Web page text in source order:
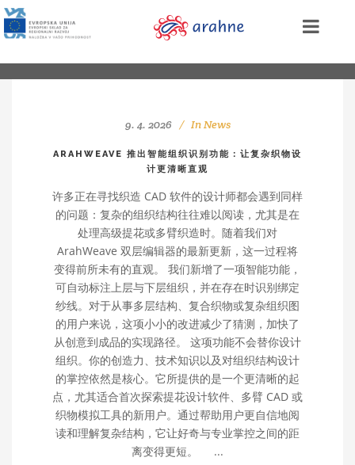
9. 4. 2026 InNews
ARAHWEAVE 推出智能组织识别功能：让复杂织物设
计更清晰直观
许多正在寻找织造 CAD 软件的设计师都会遇到同样
的问题：复杂的组织结构往往难以阅读，尤其是在
处理高级提花或多臂织造时。随着我们对
ArahWeave 双层编辑器的最新更新，这一过程将
变得前所未有的直观。 我们新增了一项智能功能，
可自动标注上层与下层组织，并在存在时识别绑定
纱线。对于从事多层结构、复合织物或复杂组织图
的用户来说，这项小小的改进减少了猜测，加快了
从创意到成品的实现路径。 这项功能不会替你设计
组织。你的创造力、技术知识以及对组织结构设计
的掌控依然是核心。它所提供的是一个更清晰的起
点，尤其适合首次探索提花设计软件、多臂 CAD 或
织物模拟工具的新用户。通过帮助用户更自信地阅
读和理解复杂结构，它让好奇与专业掌控之间的距
离变得更短。 ...